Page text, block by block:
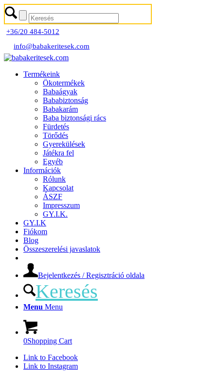
+36/20 484-5012
info@babakeritesek.com
Termékeink
Ökotermékek
Babaágyak
Bababiztonság
Babakarám
Baba biztonsági rács
Fürdetés
Törődés
Gyerekülések
Játékra fel
Egyéb
Információk
Rólunk
Kapcsolat
ÁSZF
Impresszum
GY.I.K.
GY.I.K
Fiókom
Blog
Összeszerelési javaslatok
Bejelentkezés / Regisztráció oldala
Keresés
Menu Menu
0Shopping Cart
Link to Facebook
Link to Instagram